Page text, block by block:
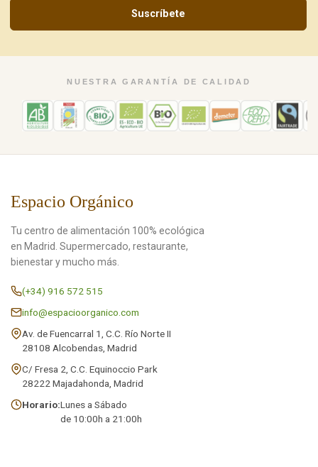
Suscríbete
NUESTRA GARANTÍA DE CALIDAD
Espacio Orgánico
Tu centro de alimentación 100% ecológica
en Madrid. Supermercado, restaurante,
bienestar y mucho más.
(+34) 916 572 515
info@espacioorganico.com
Av. de Fuencarral 1, C.C. Río Norte II
28108 Alcobendas, Madrid
C/ Fresa 2, C.C. Equinoccio Park
28222 Majadahonda, Madrid
Horario:Lunes a Sábado
de 10:00h a 21:00h